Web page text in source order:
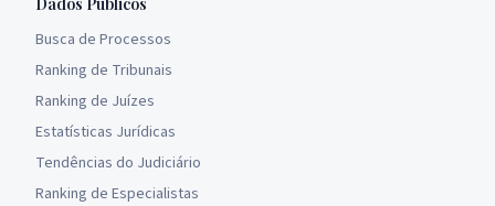
Busca de Processos
Ranking de Tribunais
Ranking de Juízes
Estatísticas Jurídicas
Tendências do Judiciário
Ranking de Especialistas